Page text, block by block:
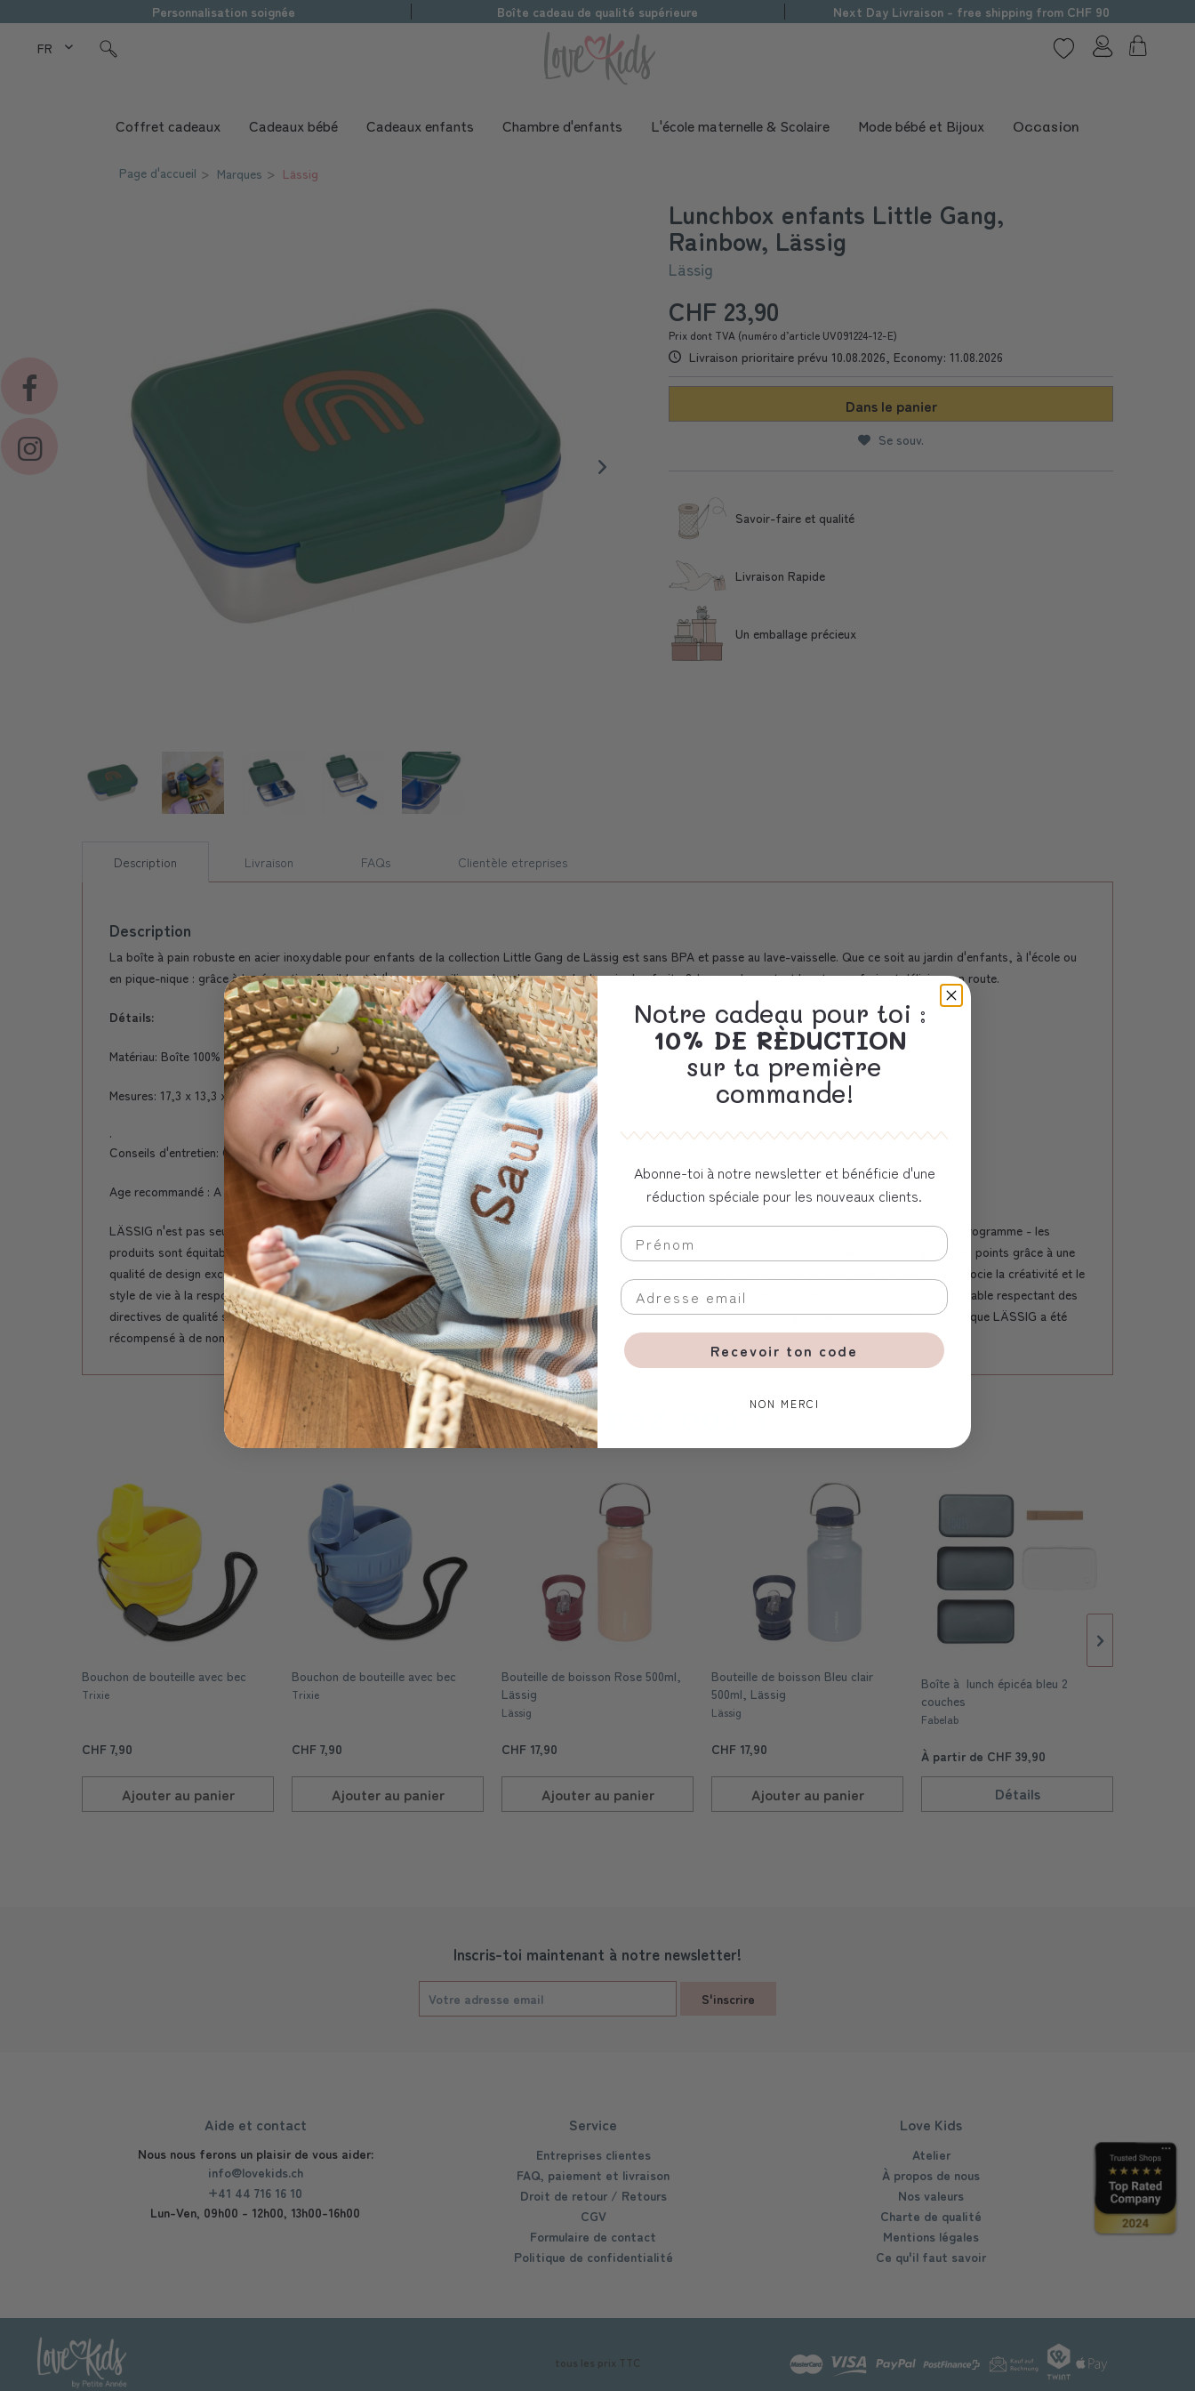
Personnalisation soignée Boîte cadeau de qualité supérieure Next Day Livraison - free shipping from CHF 90
FR Love Kids
Coffret cadeaux Cadeaux bébé Cadeaux enfants Chambre d'enfants L'école maternelle & Scolaire Mode bébé et Bijoux Occasion
Page d'accueil Marques Lässig
Lunchbox enfants Little Gang,
Rainbow, Lässig
Lässig
CHF 23,90
Prix dont TVA (numéro d’article UV091224-12-E)
Livraison prioritaire prévu 10.08.2026, Economy: 11.08.2026
Dans le panier
Se souv.
Savoir-faire et qualité
Livraison Rapide
Un emballage précieux
Description Livraison FAQs Clientèle etreprises
Description
La boîte à pain robuste en acier inoxydable pour enfants de la collection Little Gang de Lässig est sans BPA et passe au lave-vaisselle. Que ce soit au jardin d'enfants, à l'école ou
en pique-nique : grâce à la séparation flexible et à l'anneau en silicone dans le couvercle, le pain, les fruits & les snacks restent longtemps frais et délicieux en route.
Détails:
Matériau: Boîte 100% acier inoxydable. Couvercle 100% polypropylène avec anneau en silicone. Sans BPA.
Mesures: 17,3 x 13,3 x 6,9 cm
.
Conseils d'entretien: Convient pour le lave-vaisselle.
Age recommandé : A partir de 3 ans.
LÄSSIG n'est pas seulement le nom de famille des fondateurs Claudia et Stefan, mais aussi un élément important de leur identité de marque. LÄSSIG est un programme - les
produits sont équitables, modernes et responsables. C'est pourquoi l'entreprise crée des produits qui sont aussi décontractés que simples et qui marquent des points grâce à une
qualité de design exceptionnelle. Des produits qui font plaisir et qui rendent le quotidien familial tout simplement plus détendu et plus décontracté. LÄSSIG associe la créativité et le
style de vie à la responsabilité d'entreprise. La durabilité est un élément important de sa philosophie, qui est vécue dans toute l'entreprise. Une production équitable respectant des
directives de qualité strictes, des matériaux préservant les ressources et des procédés de production innovants ainsi qu'un engagement social. C'est pour cela que LÄSSIG a été
récompensé à de nombreuses reprises.
Vous aimerez aussi
Bouchon de bouteille avec bec
Trixie
CHF 7,90
Ajouter au panier
Bouchon de bouteille avec bec
Trixie
CHF 7,90
Ajouter au panier
Bouteille de boisson Rose 500ml,
Lässig
Lässig
CHF 17,90
Ajouter au panier
Bouteille de boisson Bleu clair
500ml, Lässig
Lässig
CHF 17,90
Ajouter au panier
Boîte à lunch épicéa bleu 2
couches
Fabelab
À partir de CHF 39,90
Détails
Inscris-toi maintenant à notre newsletter!
S'inscrire
Aide et contact
Nous nous ferons un plaisir de vous aider:
info@lovekids.ch
+41 44 716 16 10
Lun-Ven, 09h00 - 12h00, 13h00-16h00
Service
Entreprises clientes
FAQ, paiement et livraison
Droit de retour / Retours
CGV
Formulaire de contact
Politique de confidentialité
Love Kids
Atelier
À propos de nous
Nos valeurs
Charte de qualité
Mentions légales
Ce qu'il faut savoir
tous les prix TTC
Notre cadeau pour toi :
10% DE RÈDUCTION
sur ta première
commande!
Abonne-toi à notre newsletter et bénéficie d'une
réduction spéciale pour les nouveaux clients.
Recevoir ton code
NON MERCI